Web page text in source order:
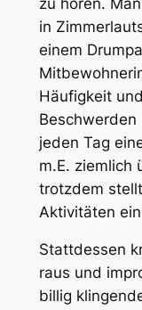
in
einem
Häufigkeit
jeden Tag
m.E. ziemlich
trotzdem
Aktivitäten
Stattdessen
raus und
billig